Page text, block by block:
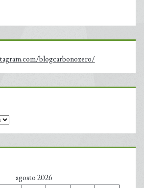
blogcarbonozero/
agosto 2026